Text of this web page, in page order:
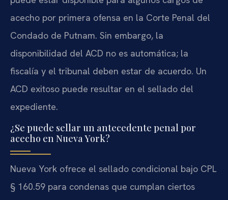
acecho por primera ofensa en la Corte Penal del
Condado de Putnam. Sin embargo, la
disponibilidad del ACD no es automática; la
fiscalía y el tribunal deben estar de acuerdo. Un
ACD exitoso puede resultar en el sellado del
expediente.
¿Se puede sellar un antecedente penal por
acecho en Nueva York?
Nueva York ofrece el sellado condicional bajo CPL
§ 160.59 para condenas que cumplan ciertos